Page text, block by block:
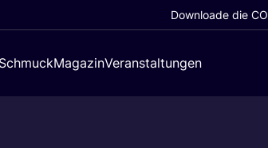
Downloade die
SchmuckMagazinVeranstaltungen